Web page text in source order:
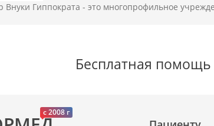
Гиппократа - это многопрофильное
Бесплатная
c 2008 г